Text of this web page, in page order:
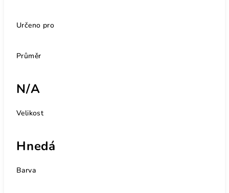
Určeno pro
Průměr
N/A
Velikost
Hnedá
Barva